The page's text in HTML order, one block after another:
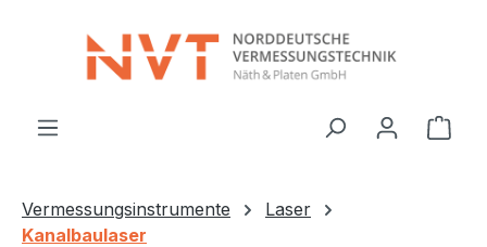
Vermessungsinstrumente
Laser
Kanalbaulaser